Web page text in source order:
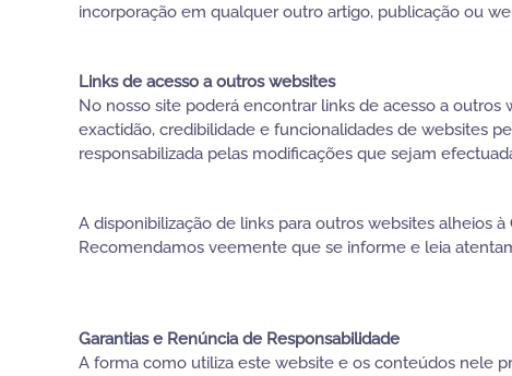
incorporação em qualquer outro artigo, publicação ou
Links de acesso a outros websites
No nosso site poderá encontrar links de acesso a outros
exactidão, credibilidade e funcionalidades de websites
responsabilizada pelas modificações que sejam
A disponibilização de links para outros websites alheios
Recomendamos veemente que se informe e leia
Garantias e Renúncia de Responsabilidade
A forma como utiliza este website e os conteúdos nele